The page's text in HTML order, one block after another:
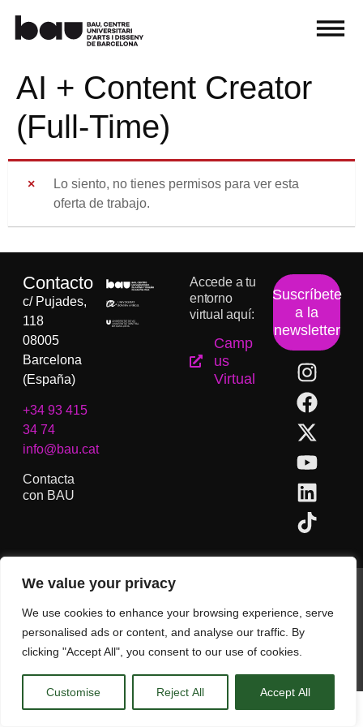
We value your privacy
We use cookies to enhance your browsing experience, serve
personalised ads or content, and analyse our traffic. By
clicking "Accept All", you consent to our use of cookies.
Customise Reject All Accept All
AI + Content Creator
(Full-Time)
Lo siento, no tienes permisos para ver esta
oferta de trabajo.
Contacto
c/ Pujades,
118
08005
Barcelona
(España)
+34 93 415
34 74
info@bau.cat
Contacta
con BAU
Accede a tu
entorno
virtual aquí:
Camp
us
Virtual
Suscríbete
a la
newsletter
BAU, Centro Universitario de Artes y Diseño de Barcelona.
Copyright © Todos los derechos reservados.
CA ES EN( IN)